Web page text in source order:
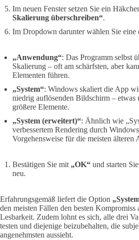
Im neuen Fenster setzen Sie ein
Skalierung überschreiben“.
Im Dropdown darunter wählen Sie eine
„Anwendung“: Das Programm selbst
Skalierung – oft am schärfsten, aber
Elementen führen.
„System“: Windows skaliert die App
niedrig auflösenden Bildschirm – etwas
größere Elemente.
„System (erweitert)“: Ähnlich wie
verbessertem Rendering durch
Vorgehensweise für die meisten älteren
Bestätigen Sie mit „OK“ und starten
neu.
Erfahrungsgemäß liefert die Option
den meisten Fällen den besten Kompromiss
Lesbarkeit. Zudem lohnt es sich, alle drei
testen und diejenige beizubehalten, die
angenehmsten aussieht.